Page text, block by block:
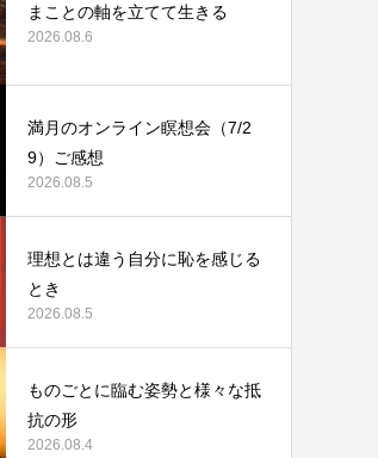
まことの軸を立てて生きる
2026.08.6
満月のオンライン瞑想会（7/2
9）ご感想
2026.08.5
理想とは違う自分に恥を感じる
とき
2026.08.5
ものごとに臨む姿勢と様々な抵
抗の形
2026.08.4